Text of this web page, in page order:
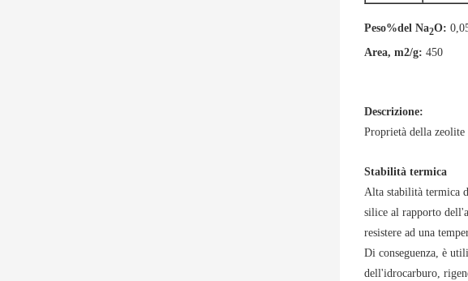
Peso%del Na2O:
Area, m2/g: 450
Descrizione:
Proprietà della
Stabilità termica
Alta stabilità termica
silice al rapporto
resistere ad una
Di conseguenza, è
dell'idrocarburo,